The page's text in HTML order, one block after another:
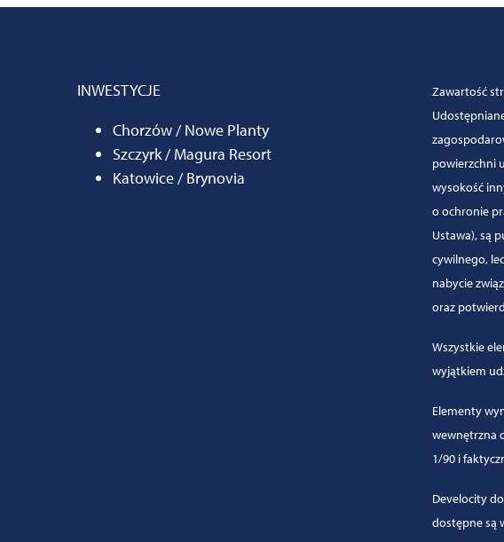
INWESTYCJE
Chorzów / Nowe Planty
Szczyrk / Magura Resort
Katowice / Brynovia
Zawartość
powierzchni
wysokość
o ochronie
Ustawa), są
cywilnego,
nabycie
oraz
Wszystkie
wyjątkiem
Elementy
wewnętrzna
1/90 i
Develocity
dostępne są